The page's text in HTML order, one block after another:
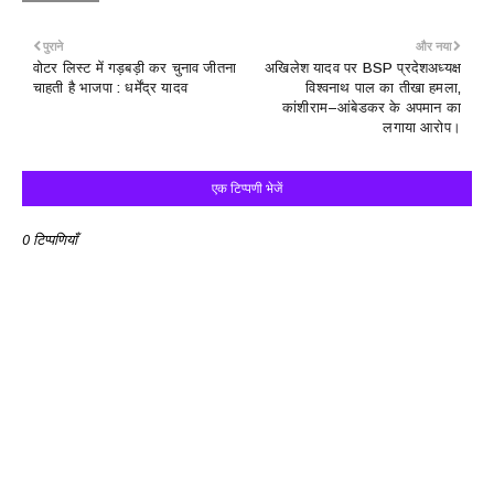
और नया
अखिलेश यादव पर BSP प्रदेशअध्यक्ष
विश्वनाथ पाल का तीखा हमला,
कांशीराम–आंबेडकर के अपमान का
लगाया आरोप।
पुराने
वोटर लिस्ट में गड़बड़ी कर चुनाव जीतना
चाहती है भाजपा : धर्मेंद्र यादव
एक टिप्पणी भेजें
0 टिप्पणियाँ